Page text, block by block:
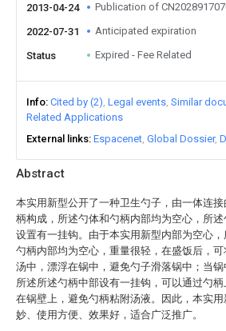
Abstract
本实用新型公开了一种卫生勺子，由一体连接
柄构成，所述勺体和勺柄内部均为空心，所
设置有一挂钩。由于本实用新型内部为空心，
勺柄内部均为空心，重量很轻，在盛饭后，
汤中，漂浮在锅中，避免勺子滑落锅中；当锅
所述所述勺柄中部设有一挂钩，可以通过勺
在锅壁上，避免勺柄粘附汤液。因此，本实
妙、使用方便、效果好，适合广泛推广。
2013-04-24 Publication of
2022-07-31 Anticipated expiration
Status Expired - Fee Related
Info Cited by (2) Legal events Similar
Related Applications
External links Espacenet Global Dossier